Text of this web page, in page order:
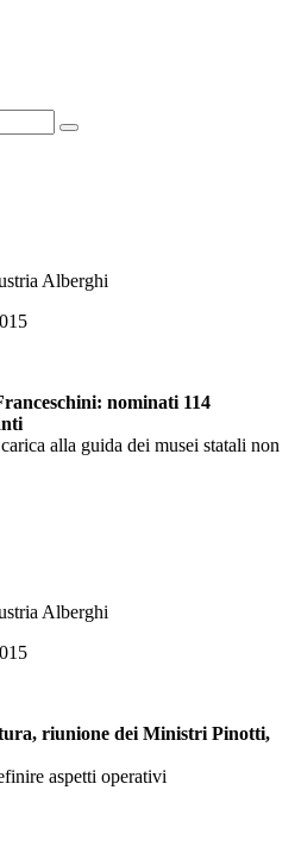
Alberghi
nominati 114
alla guida dei musei statali non
Alberghi
riunione dei Ministri Pinotti,
aspetti operativi